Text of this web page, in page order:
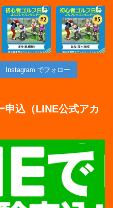
Instagram でフォロー
申込（LINE公式アカ